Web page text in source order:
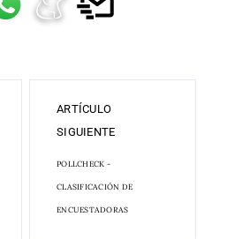
ARTÍCULO
SIGUIENTE
POLLCHECK -
CLASIFICACIÓN DE
ENCUESTADORAS